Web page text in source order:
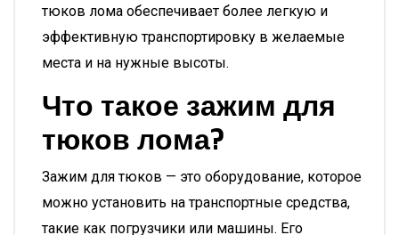
тюков лома обеспечивает более легкую и
эффективную транспортировку в желаемые
места и на нужные высоты.
Что такое зажим для
тюков лома?
Зажим для тюков — это оборудование, которое
можно установить на транспортные средства,
такие как погрузчики или машины. Его